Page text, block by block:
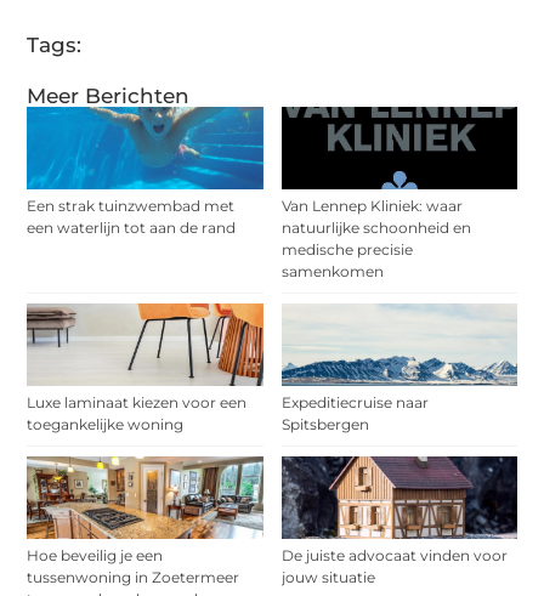
Meer Berichten
Een strak tuinzwembad met
een waterlijn tot aan de rand
Van Lennep Kliniek: waar
natuurlijke schoonheid en
medische precisie
samenkomen
Luxe laminaat kiezen voor een
toegankelijke woning
Expeditiecruise naar
Spitsbergen
Hoe beveilig je een
tussenwoning in Zoetermeer
De juiste advocaat vinden voor
jouw situatie
Tags: